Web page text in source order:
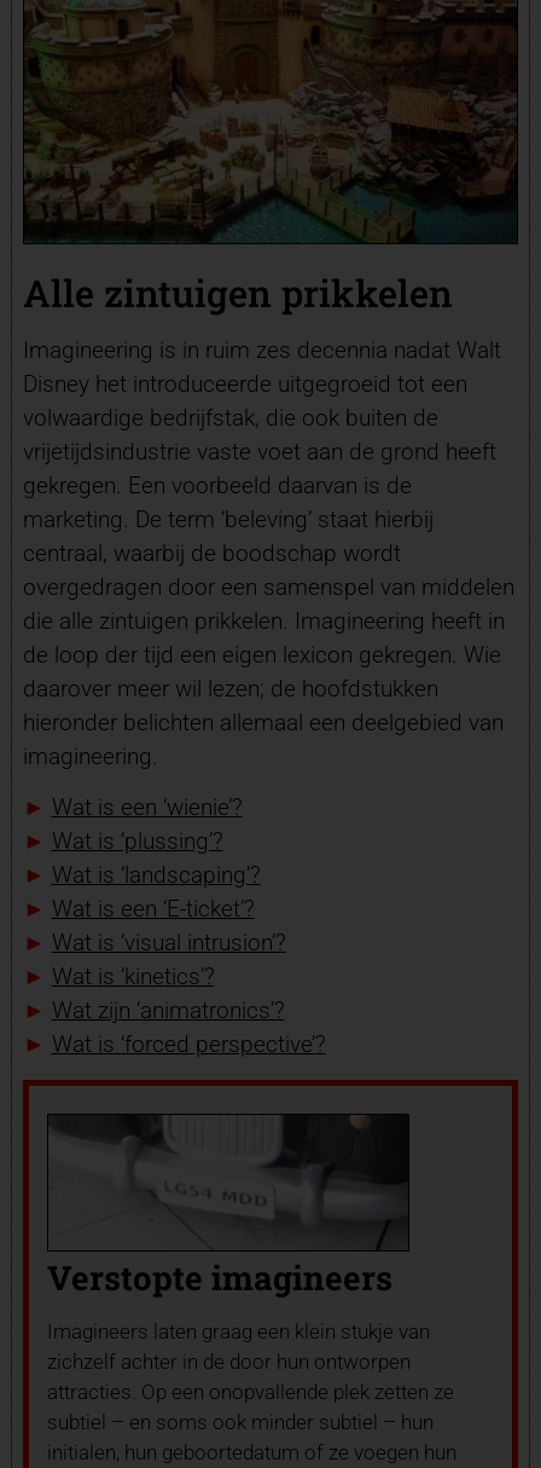
Alle zintuigen prikkelen
Imagineering is in ruim zes decennia nadat Walt
Disney het introduceerde uitgegroeid tot een
volwaardige bedrijfstak, die ook buiten de
vrijetijdsindustrie vaste voet aan de grond heeft
gekregen. Een voorbeeld daarvan is de
marketing. De term ‘beleving’ staat hierbij
centraal, waarbij de boodschap wordt
overgedragen door een samenspel van middelen
die alle zintuigen prikkelen. Imagineering heeft in
de loop der tijd een eigen lexicon gekregen. Wie
daarover meer wil lezen; de hoofdstukken
hieronder belichten allemaal een deelgebied van
imagineering.
► Wat is een ‘wienie’?
► Wat is ‘plussing’?
► Wat is ‘landscaping’?
► Wat is een ‘E-ticket’?
► Wat is ‘visual intrusion’?
► Wat is ‘kinetics’?
► Wat zijn ‘animatronics’?
► Wat is ‘forced perspective’?
Verstopte imagineers
Imagineers laten graag een klein stukje van
zichzelf achter in de door hun ontworpen
attracties. Op een onopvallende plek zetten ze
subtiel – en soms ook minder subtiel – hun
initialen, hun geboortedatum of ze voegen hun